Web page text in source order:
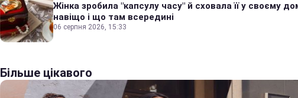
Жінка зробила "капсулу часу" й сховала її у своєму
навіщо і що там всередині
06 серпня 2026, 15:33
Більше цікавого